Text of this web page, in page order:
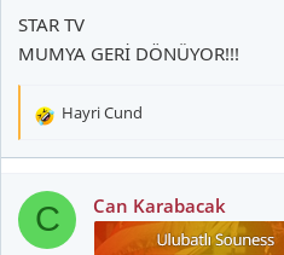
STAR TV
MUMYA GERİ DÖNÜYOR!!!
T
k
i
l
Hayri Cund
C Can Karabacak